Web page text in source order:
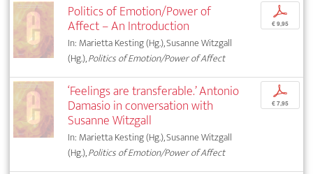
Politics of Emotion/Power of
Affect – An Introduction
In: Marietta Kesting (Hg.), Susanne Witzgall
(Hg.),Politics of Emotion/Power of Affect
p
€ 9,95
‘Feelings are transferable.’ Antonio
Damasio in conversation with
Susanne Witzgall
In: Marietta Kesting (Hg.), Susanne Witzgall
(Hg.),Politics of Emotion/Power of Affect
p
€ 7,95